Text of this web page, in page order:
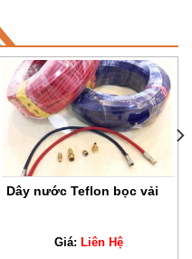
Dây nước Teflon bọc vải
Giá: Liên Hệ